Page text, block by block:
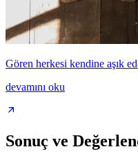
Gören herkesi kendine aşık
devamını oku
Sonuç ve